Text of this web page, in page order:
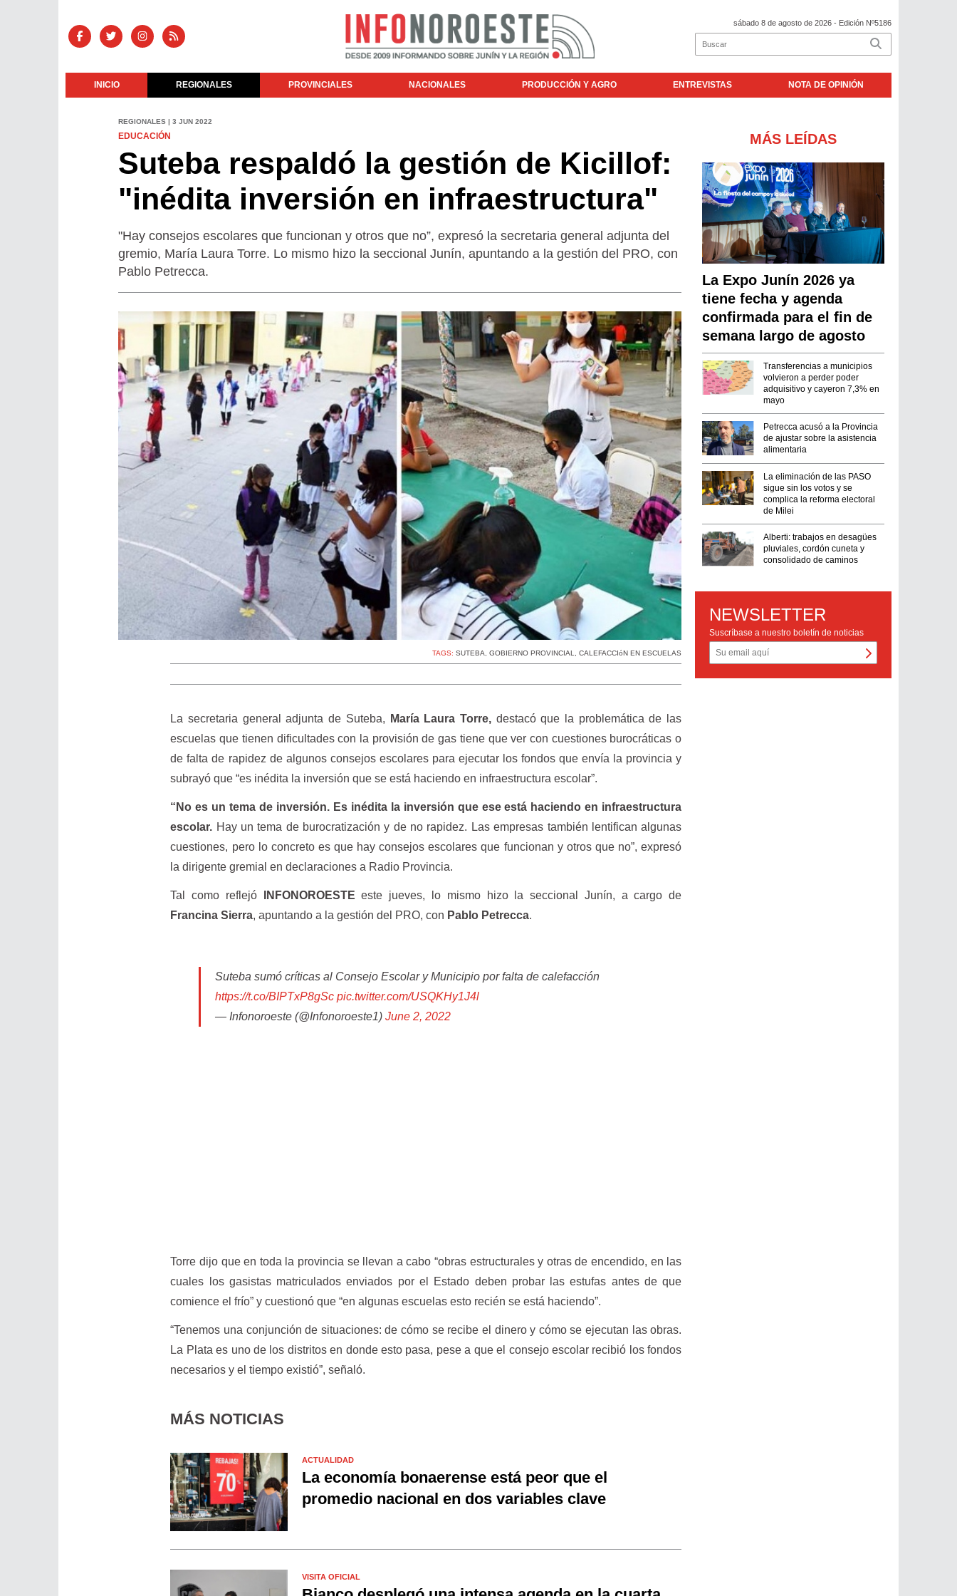
sábado 8 de agosto de 2026 - Edición Nº5186
INICIO REGIONALES PROVINCIALES NACIONALES PRODUCCIÓN Y AGRO ENTREVISTAS NOTA DE OPINIÓN
REGIONALES | 3 JUN 2022
EDUCACIÓN
Suteba respaldó la gestión de Kicillof:
"inédita inversión en infraestructura"
"Hay consejos escolares que funcionan y otros que no”, expresó la secretaria general adjunta del
gremio, María Laura Torre. Lo mismo hizo la seccional Junín, apuntando a la gestión del PRO, con
Pablo Petrecca.
TAGS:SUTEBA ,GOBIERNO PROVINCIAL ,CALEFACCIóN EN ESCUELAS
La secretaria general adjunta de Suteba, María Laura Torre, destacó que la problemática de las
escuelas que tienen dificultades con la provisión de gas tiene que ver con cuestiones burocráticas o
de falta de rapidez de algunos consejos escolares para ejecutar los fondos que envía la provincia y
subrayó que “es inédita la inversión que se está haciendo en infraestructura escolar”.
“No es un tema de inversión. Es inédita la inversión que ese está haciendo en infraestructura
escolar. Hay un tema de burocratización y de no rapidez. Las empresas también lentifican algunas
cuestiones, pero lo concreto es que hay consejos escolares que funcionan y otros que no”, expresó
la dirigente gremial en declaraciones a Radio Provincia.
Tal como reflejóINFONOROESTE este jueves, lo mismo hizo la seccional Junín, a cargo de
Francina Sierra, apuntando a la gestión del PRO, con Pablo Petrecca.
Suteba sumó críticas al Consejo Escolar y Municipio por falta de calefacción
https://t.co/BIPTxP8gSc pic.twitter.com/USQKHy1J4l
— Infonoroeste (@Infonoroeste1)June 2, 2022
Torre dijo que en toda la provincia se llevan a cabo “obras estructurales y otras de encendido, en las
cuales los gasistas matriculados enviados por el Estado deben probar las estufas antes de que
comience el frío” y cuestionó que “en algunas escuelas esto recién se está haciendo”.
“Tenemos una conjunción de situaciones: de cómo se recibe el dinero y cómo se ejecutan las obras.
La Plata es uno de los distritos en donde esto pasa, pese a que el consejo escolar recibió los fondos
necesarios y el tiempo existió”, señaló.
MÁS NOTICIAS
ACTUALIDAD
La economía bonaerense está peor que el
promedio nacional en dos variables clave
VISITA OFICIAL
MÁS LEÍDAS
La Expo Junín 2026 ya
tiene fecha y agenda
confirmada para el fin de
semana largo de agosto
Transferencias a municipios
volvieron a perder poder
adquisitivo y cayeron 7,3% en
mayo
Petrecca acusó a la Provincia
de ajustar sobre la asistencia
alimentaria
La eliminación de las PASO
sigue sin los votos y se
complica la reforma electoral
de Milei
Alberti: trabajos en desagües
pluviales, cordón cuneta y
consolidado de caminos
NEWSLETTER
Suscríbase a nuestro boletín de noticias